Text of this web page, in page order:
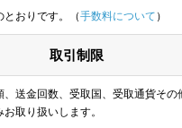
とおりです。（手数料について ）
取引制限
、送金回数、受取国、受取通貨その
取り扱いします。